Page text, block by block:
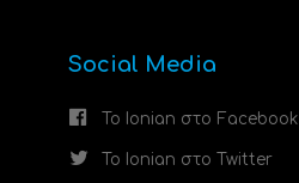
Social Media
Το Ionian στο Facebook
Το Ionian στο Twitter